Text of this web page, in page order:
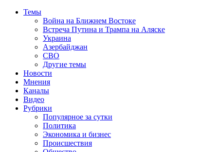
Темы
Война на Ближнем Востоке
Встреча Путина и Трампа на Аляске
Украина
Азербайджан
СВО
Другие темы
Новости
Мнения
Каналы
Видео
Рубрики
Популярное за сутки
Политика
Экономика и бизнес
Происшествия